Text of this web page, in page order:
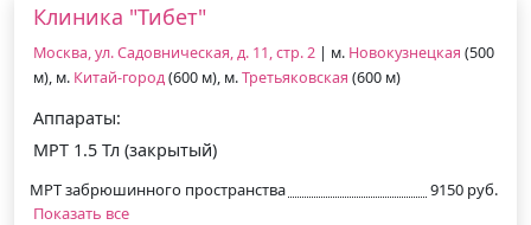
Клиника "Тибет"
Москва, ул. Садовническая, д. 11, стр. 2 | м. Новокузнецкая (500
м), м. Китай-город(600 м), м.Третьяковская (600 м)
Аппараты:
МРТ 1.5 Тл (закрытый)
МРТ забрюшинного пространства
9150 руб.
Показать все